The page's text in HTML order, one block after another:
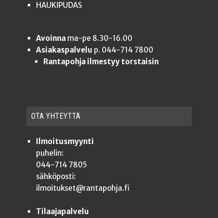
HAUKIPUDAS
Avoinnama-pe 8.30-16.00
Asiakaspalvelu p. 044-714 7800
Rantapohja ilmestyy torstaisin
OTA YHTEYT­TÄ
Ilmoitusmyynti
puhelin:
044-714 7805
sähköposti:
ilmoitukset@rantapohja.fi
Tilaajapalvelu